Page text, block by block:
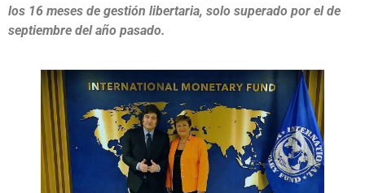
los 16 meses de gestión libertaria, solo superado por el de
septiembre del año pasado.